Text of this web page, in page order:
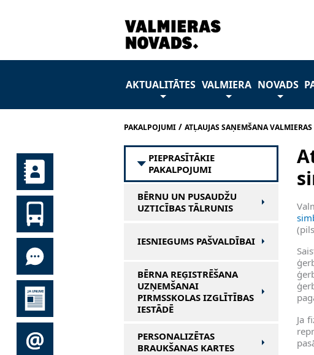
AKTUALITĀTES VALMIERA NOVADS
PAKALPOJUMI/ ATĻAUJAS SAŅEMŠANA
PIEPRASĪTĀKIE
PAKALPOJUMI
BĒRNU UN PUSAUDŽU
UZTICĪBAS TĀLRUNIS
IESNIEGUMS PAŠVALDĪBAI
BĒRNA REĢISTRĒŠANA
UZŅEMŠANAI
PIRMSSKOLAS IZGLĪTĪBAS
IESTĀDĒ
PERSONALIZĒTAS
BRAUKŠANAS KARTES
Ja